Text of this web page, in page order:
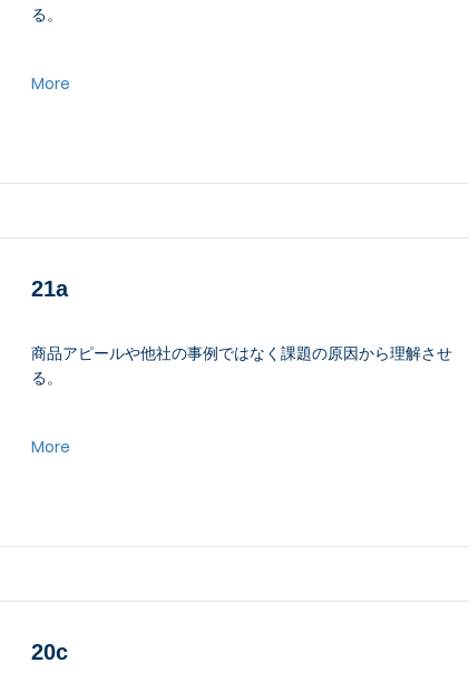
る。
More
21a
商品アピールや他社の事例ではなく課題の原因から理解させ
る。
More
20c